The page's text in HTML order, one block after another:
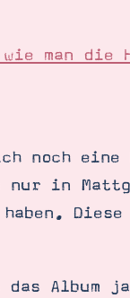
man die
noch eine
nur in
Album